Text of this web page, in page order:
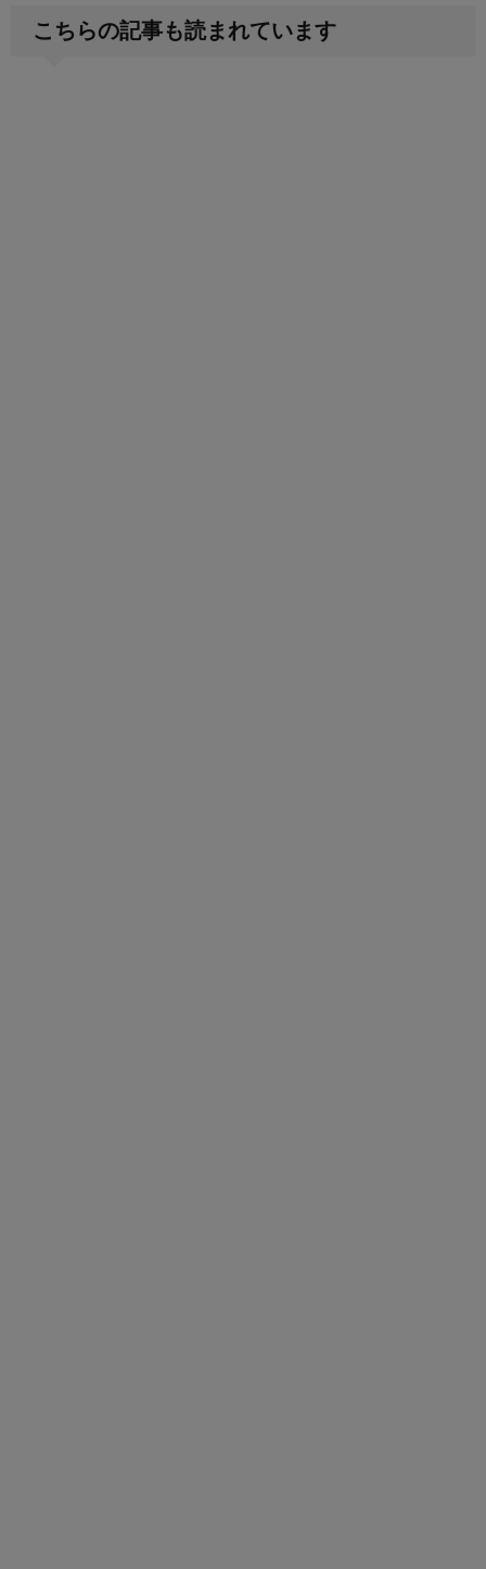
こちらの記事も読まれています